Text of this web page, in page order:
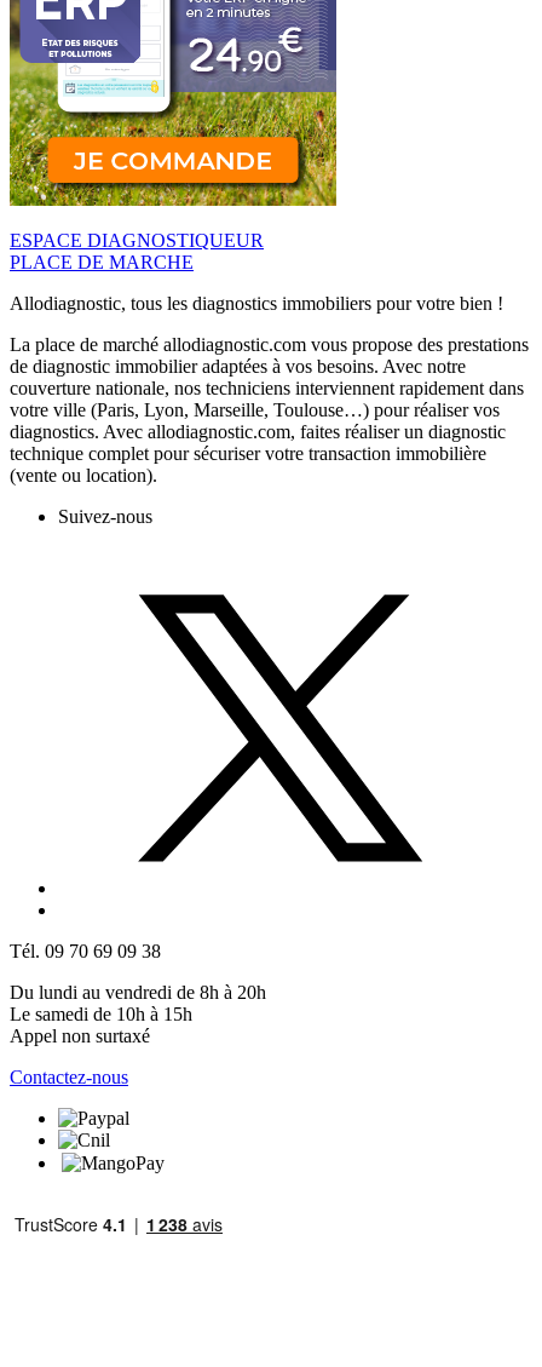
ESPACE DIAGNOSTIQUEUR
PLACE DE MARCHE
Allodiagnostic, tous les diagnostics immobiliers pour votre bien !
La place de marché allodiagnostic.com vous propose des prestations
de diagnostic immobilier adaptées à vos besoins. Avec notre
couverture nationale, nos techniciens interviennent rapidement dans
votre ville (Paris, Lyon, Marseille, Toulouse…) pour réaliser vos
diagnostics. Avec allodiagnostic.com, faites réaliser un diagnostic
technique complet pour sécuriser votre transaction immobilière
(vente ou location).
Suivez-nous
Tél. 09 70 69 09 38
Du lundi au vendredi de 8h à 20h
Le samedi de 10h à 15h
Appel non surtaxé
Contactez-nous